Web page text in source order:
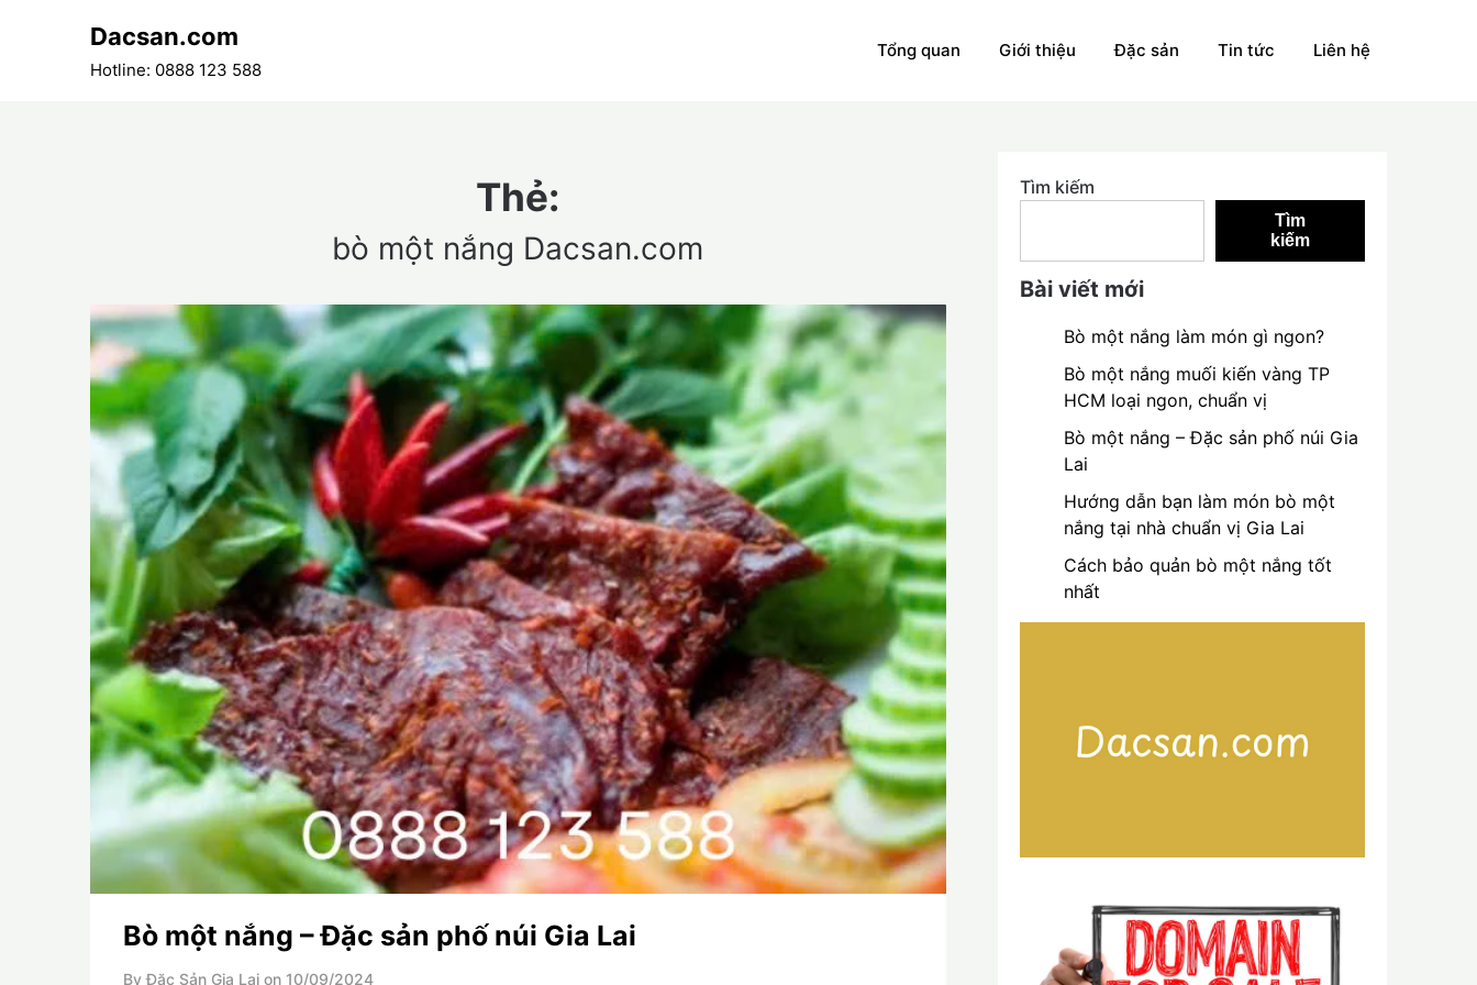
Dacsan.com
Hotline: 0888 123 588
Tổng quan Giới thiệu Đặc sản Tin tức Liên hệ
Thẻ:
bò một nắng Dacsan.com
Bò một nắng – Đặc sản phố núi Gia Lai
By Đặc Sản Gia Lai on 10/09/2024
Tìm kiếm
Tìm
kiếm
Bài viết mới
Bò một nắng làm món gì ngon?
Bò một nắng muối kiến vàng TP
HCM loại ngon, chuẩn vị
Bò một nắng – Đặc sản phố núi Gia
Lai
Hướng dẫn bạn làm món bò một
nắng tại nhà chuẩn vị Gia Lai
Cách bảo quản bò một nắng tốt
nhất